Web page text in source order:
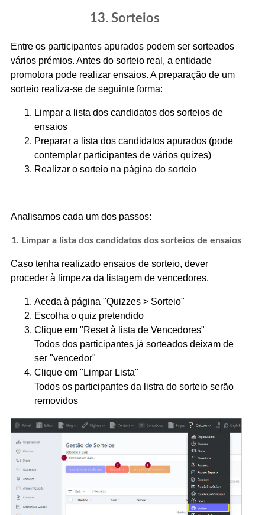
13. Sorteios
Entre os participantes apurados podem ser sorteados
vários prémios. Antes do sorteio real, a entidade
promotora pode realizar ensaios. A preparação de um
sorteio realiza-se de seguinte forma:
Limpar a lista dos candidatos dos sorteios de
ensaios
Preparar a lista dos candidatos apurados (pode
contemplar participantes de vários quizes)
Realizar o sorteio na página do sorteio
Analisamos cada um dos passos:
1. Limpar a lista dos candidatos dos sorteios de ensaios
Caso tenha realizado ensaios de sorteio, dever
proceder à limpeza da listagem de vencedores.
Aceda à página "Quizzes > Sorteio"
Escolha o quiz pretendido
Clique em "Reset à lista de Vencedores"
Todos dos participantes já sorteados deixam de
ser "vencedor"
Clique em "Limpar Lista"
Todos os participantes da listra do sorteio serão
removidos